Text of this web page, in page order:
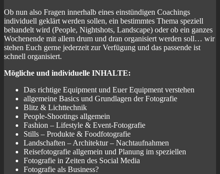
Ob nun also Fragen innerhalb eines einstündigen Coachings
individuell geklärt werden sollen, ein bestimmtes Thema speziell
behandelt wird (People, Nightshots, Landscape) oder ob ein ganzes
Wochenende mit allem drum und dran organisiert werden soll… wir
stehen Euch gerne jederzeit zur Verfügung und das passende ist
schnell organisiert.
Mögliche und individuelle INHALTE:
Das richtige Equipment und Euer Equipment verstehen
allgemeine Basics und Grundlagen der Fotografie
Blitz & Lichttechnik
People-Shootings allgemein
Fashion – Lifestyle & Event-Fotografie
Stills – Produkte & Foodfotografie
Landschaften – Architektur – Nachtaufnahmen
Reisefotografie allgemein und Planung im speziellen
Fotografie in Zeiten des Social Media
Fotografie als Business?